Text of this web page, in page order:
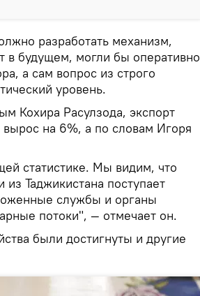
разработать механизм,
в будущем, могли бы оперативно
а сам вопрос из строго
уровень.
Кохира Расулзода, экспорт
на 6%, а по словам Игоря
статистике. Мы видим, что
Таджикистана поступает
службы и органы
потоки", — отмечает он.
были достигнуты и другие